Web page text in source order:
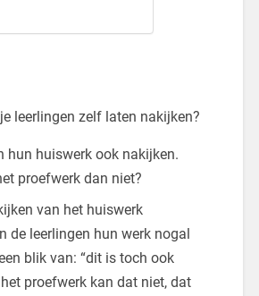
leerlingen zelf laten nakijken?
hun huiswerk ook nakijken.
proefwerk dan niet?
van het huiswerk
de leerlingen hun werk nogal
blik van: “dit is toch ook
proefwerk kan dat niet, dat